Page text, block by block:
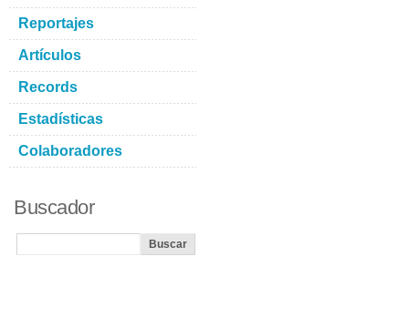
Reportajes
Artículos
Records
Estadísticas
Colaboradores
Buscador